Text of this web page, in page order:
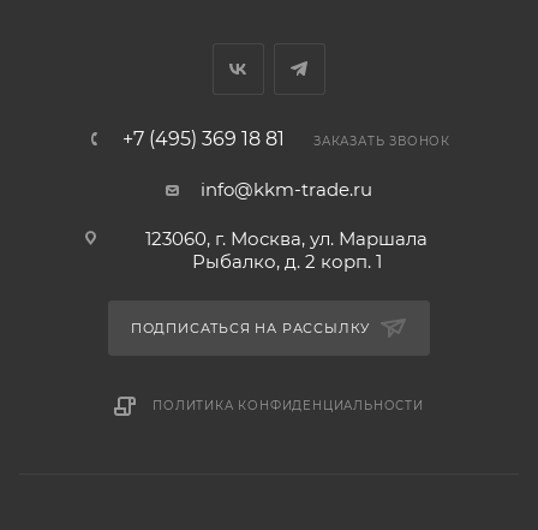
+7 (495) 369 18 81 ЗАКАЗАТЬ ЗВОНОК
info@kkm-trade.ru
123060, г. Москва, ул. Маршала
Рыбалко, д. 2 корп. 1
ПОДПИСАТЬСЯ НА РАССЫЛКУ
ПОЛИТИКА КОНФИДЕНЦИАЛЬНОСТИ